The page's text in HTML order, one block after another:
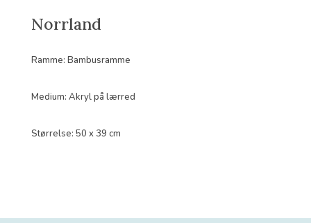
Norrland
Ramme: Bambusramme
Medium: Akryl på lærred
Størrelse: 50 x 39 cm